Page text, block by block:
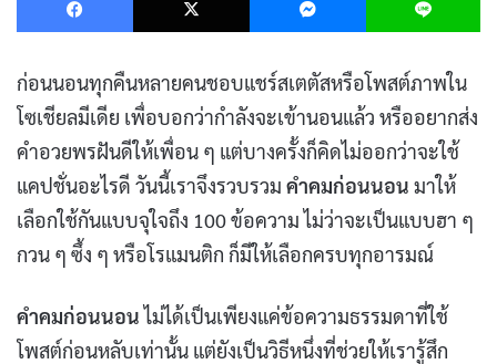
ก่อนนอนทุกคืนหลายคนชอบแชร์สเตตัสหรือโพสต์ภาพใน
โซเชียลมีเดีย เพื่อบอกว่ากำลังจะเข้านอนแล้ว หรืออยากส่ง
คำอวยพรฝันดีให้เพื่อน ๆ แต่บางครั้งก็คิดไม่ออกว่าจะใช้
แคปชั่นอะไรดี วันนี้เราจึงรวบรวม คำคมก่อนนอน มาให้
เลือกใช้กันแบบจุใจถึง 100 ข้อความ ไม่ว่าจะเป็นแบบฮา ๆ
กวน ๆ ซึ้ง ๆ หรือโรแมนติก ก็มีให้เลือกครบทุกอารมณ์
คำคมก่อนนอนไม่ได้เป็นเพียงแค่ข้อความธรรมดาที่ใช้
โพสต์ก่อนหลับเท่านั้น แต่ยังเป็นวิธีหนึ่งที่ช่วยให้เรารู้สึก